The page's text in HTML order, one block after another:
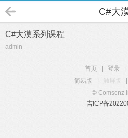
C#大
C#大漠系列课程
admin
首页 登录
简易版
触屏版
© Comsenz
吉ICP备